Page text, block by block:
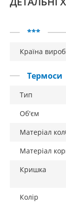
***
Країна
Термоси
Тип
Об'єм
Матеріал
Матеріал
Кришка
Колір